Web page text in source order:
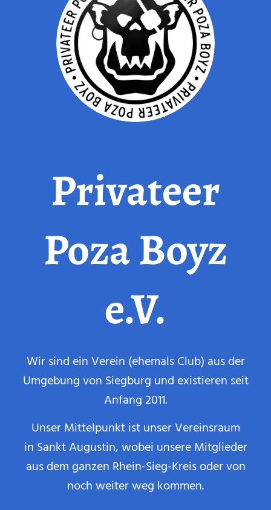
Privateer
Poza Boyz
e.V.
Wir sind ein Verein (ehemals Club) aus der
Umgebung von Siegburg und existieren seit
Anfang 2011.
Unser Mittelpunkt ist unser Vereinsraum
in Sankt Augustin, wobei unsere Mitglieder
aus dem ganzen Rhein-Sieg-Kreis oder von
noch weiter weg kommen.